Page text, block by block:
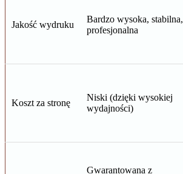
Jakość wydruku
Bardzo wysoka, stabilna,
profesjonalna
Koszt za stronę
Niski (dzięki wysokiej
wydajności)
Gwarantowana z